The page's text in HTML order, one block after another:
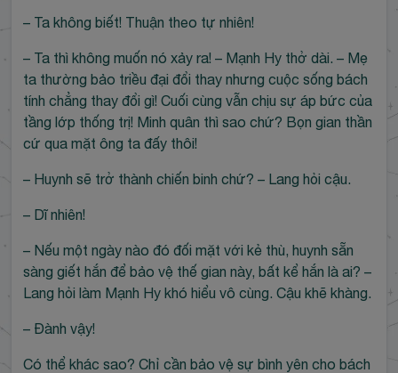
– Ta không biết! Thuận theo tự nhiên!
– Ta thì không muốn nó xảy ra! – Mạnh Hy thở dài. – Mẹ
ta thường bảo triều đại đổi thay nhưng cuộc sống bách
tính chẳng thay đổi gì! Cuối cùng vẫn chịu sự áp bức của
tầng lớp thống trị! Minh quân thì sao chứ? Bọn gian thần
cứ qua mặt ông ta đấy thôi!
– Huynh sẽ trở thành chiến binh chứ? – Lang hỏi cậu.
– Dĩ nhiên!
– Nếu một ngày nào đó đối mặt với kẻ thù, huynh sẵn
sàng giết hắn để bảo vệ thế gian này, bất kể hắn là ai? –
Lang hỏi làm Mạnh Hy khó hiểu vô cùng. Cậu khẽ khàng.
– Đành vậy!
Có thể khác sao? Chỉ cần bảo vệ sự bình yên cho bách